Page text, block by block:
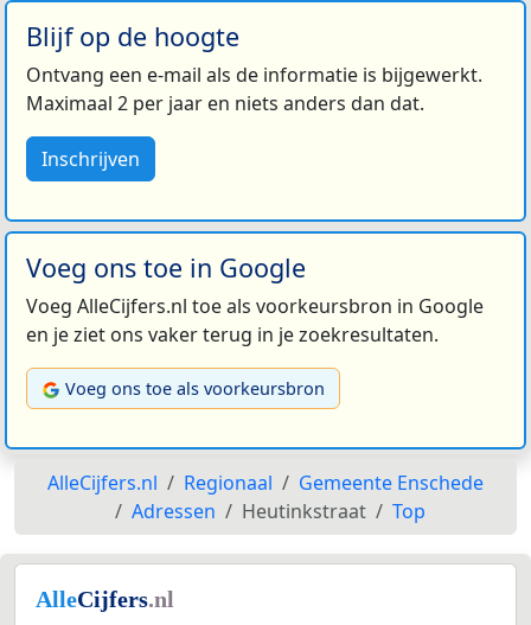
Blijf op de hoogte
Ontvang een e-mail als de informatie is bijgewerkt.
Maximaal 2 per jaar en niets anders dan dat.
Inschrijven
Voeg ons toe in Google
Voeg AlleCijfers.nl toe als voorkeursbron in Google
en je ziet ons vaker terug in je zoekresultaten.
Voeg ons toe als voorkeursbron
AlleCijfers.nl Regionaal
Gemeente Enschede
Adressen
Heutinkstraat Top